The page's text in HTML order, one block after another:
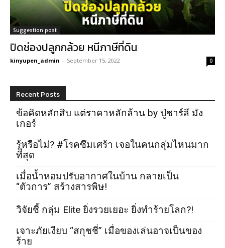
Suggestion post
ปิดช่องปลูกกล้วย หนีภาษีที่ดิน
kinyupen_admin - September 15, 2022 0
Recent Posts
ข้อคิดหลักสิบ แต่ราคาหลักล้าน by ปู่ชาร์ลี มัง
เกอร์
รู้หรือไม่? #โรคซึมเศร้า เจอในคนกลุ่มไหนมาก
ที่สุด
เมื่อน้ำหอมปรับอากาศในบ้าน กลายเป็น
“ตัวการ” สร้างสารพิษ!
วิจัยชี้ กลุ่ม Elite ยิ่งรวยเยอะ ยิ่งทำร้ายโลก?!
เจาะภัยเงียบ “สกุชชี่” เมื่อของเล่นอาจเป็นของ
ร้าย